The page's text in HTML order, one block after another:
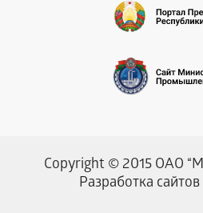
Разработка сайтов
Copyright © 2015 ОАО